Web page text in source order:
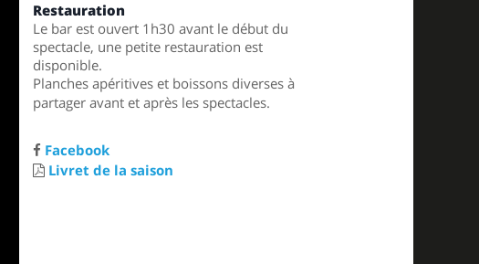
Restauration
Le bar est ouvert 1h30 avant le début du
spectacle, une petite restauration est
disponible.
Planches apéritives et boissons diverses à
partager avant et après les spectacles.
Facebook
Livret de la saison